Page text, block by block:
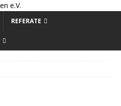
REFERATE